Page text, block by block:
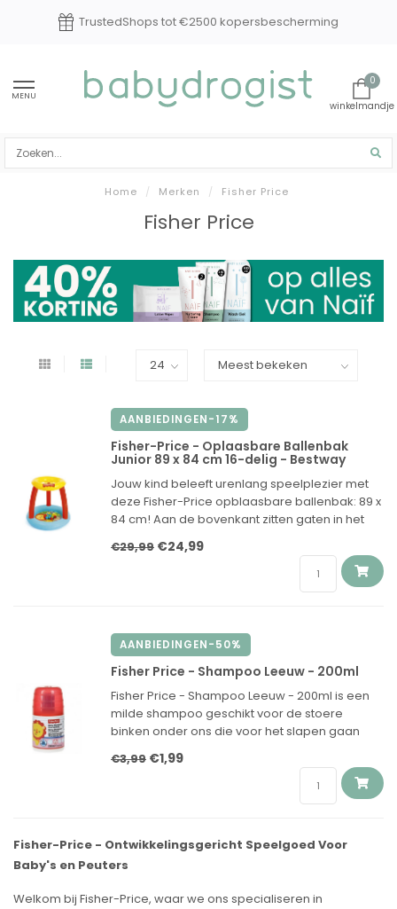
TrustedShops tot €2500 kopersbescherming
MENU
0
Home / Merken / Fisher Price
Fisher Price
AANBIEDINGEN-17%
Fisher-Price - Oplaasbare Ballenbak
Junior 89 x 84 cm 16-delig - Bestway
Jouw kind beleeft urenlang speelplezier met
deze Fisher-Price opblaasbare ballenbak: 89 x
84 cm! Aan de bovenkant zitten gaten in het
doorheen duwen, terwijl een ander kind in de
€29,99 €24,99
AANBIEDINGEN-50%
Fisher Price - Shampoo Leeuw - 200ml
Fisher Price - Shampoo Leeuw - 200ml is een
milde shampoo geschikt voor de stoere
binken onder ons die voor het slapen gaan
kunnen dromen van een leven als
€3,99 €1,99
Fisher-Price - Ontwikkelingsgericht Speelgoed Voor
Baby's en Peuters
Welkom bij Fisher-Price, waar we ons specialiseren in